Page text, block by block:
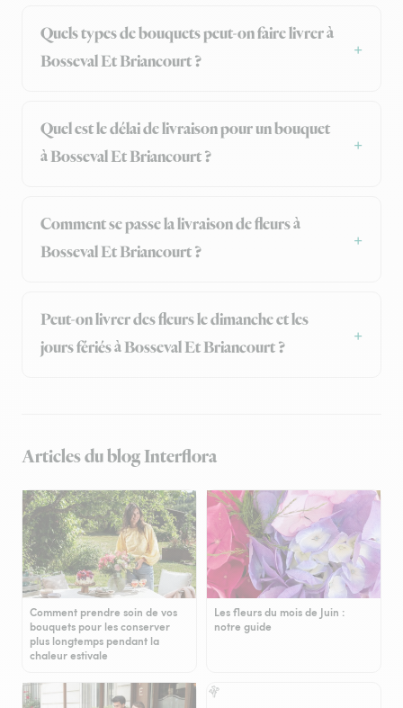
Quels types de bouquets peut-on faire livrer à
Bosseval Et Briancourt ?
Quel est le délai de livraison pour un bouquet
à Bosseval Et Briancourt ?
Comment se passe la livraison de fleurs à
Bosseval Et Briancourt ?
Peut-on livrer des fleurs le dimanche et les
jours fériés à Bosseval Et Briancourt ?
Articles du blog Interflora
Comment prendre soin de vos
bouquets pour les conserver
plus longtemps pendant la
chaleur estivale
Les fleurs du mois de Juin :
notre guide